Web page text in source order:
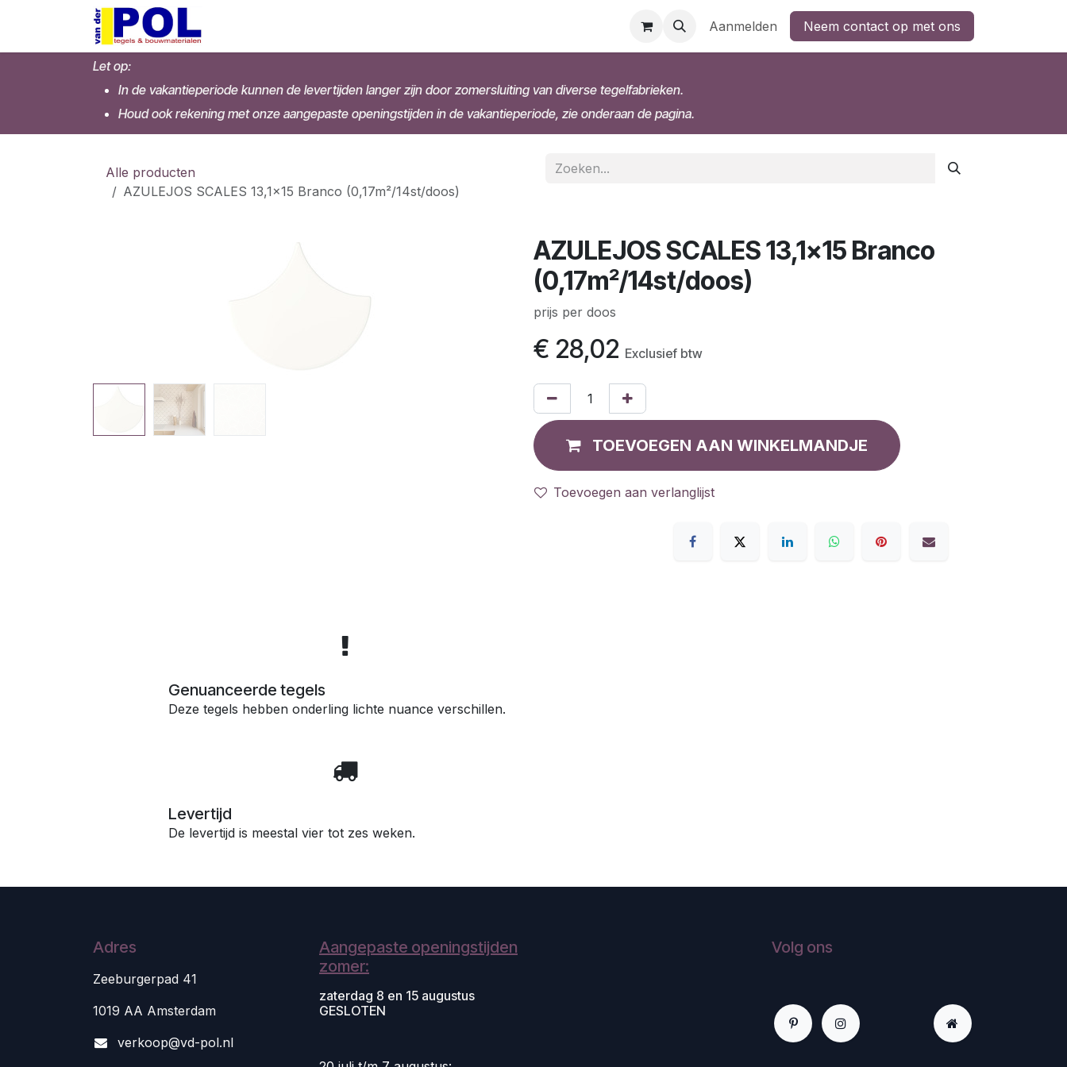
Overslaan naar inhoud
Aanmelden Neem contact op met ons
Let op:
In de vakantieperiode kunnen de levertijden langer zijn door zomersluiting van diverse tegelfabrieken.
Houd ook rekening met onze aangepaste openingstijden in de vakantieperiode, zie onderaan de pagina.
Alle producten
AZULEJOS SCALES 13,1x15 Branco (0,17m²/14st/doos)
AZULEJOS SCALES 13,1x15 Branco
(0,17m²/14st/doos)
prijs per doos
€ 28,02 Exclusief btw
TOEVOEGEN AAN WINKELMANDJE
Toevoegen aan verlanglijst
Genuanceerde tegels
Deze tegels hebben onderling lichte nuance verschillen.
Levertijd
De levertijd is meestal vier tot zes weken.
Adres
Zeeburgerpad 41
1019 AA Amsterdam
verkoop@vd-pol.nl
Aangepaste openingstijden
zomer:
zaterdag 8 en 15 augustus
GESLOTEN
Volg ons